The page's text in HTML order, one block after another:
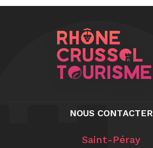
NOUS CONTACTER
Saint-Péray